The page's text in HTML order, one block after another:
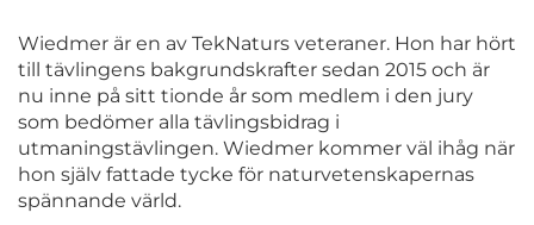
Wiedmer är en av TekNaturs veteraner. Hon har hört
till tävlingens bakgrundskrafter sedan 2015 och är
nu inne på sitt tionde år som medlem i den jury
som bedömer alla tävlingsbidrag i
utmaningstävlingen. Wiedmer kommer väl ihåg när
hon själv fattade tycke för naturvetenskapernas
spännande värld.